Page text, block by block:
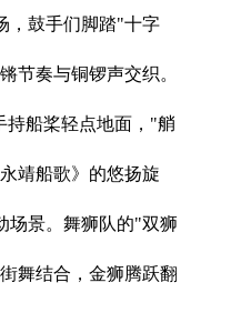
，鼓手们脚踏"十字
节奏与铜锣声交织。
船桨轻点地面，"艄
靖船歌》的悠扬旋
场景。舞狮队的"双狮
舞结合，金狮腾跃翻